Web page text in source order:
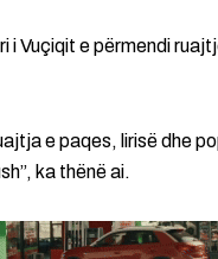
Vuçiqit e përmendi
e paqes, lirisë dhe
ka thënë ai.